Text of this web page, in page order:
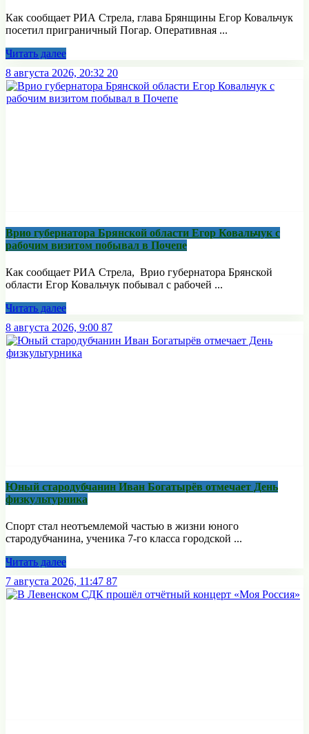
Как сообщает РИА Стрела, глава Брянщины Егор Ковальчук
посетил приграничный Погар. Оперативная ...
Читать далее
8 августа 2026, 20:32 20
Врио губернатора Брянской области Егор Ковальчук с
рабочим визитом побывал в Почепе
Как сообщает РИА Стрела, Врио губернатора Брянской
области Егор Ковальчук побывал с рабочей ...
Читать далее
8 августа 2026, 9:00 87
Юный стародубчанин Иван Богатырёв отмечает День
физкультурника
Спорт стал неотъемлемой частью в жизни юного
стародубчанина, ученика 7-го класса городской ...
Читать далее
7 августа 2026, 11:47 87